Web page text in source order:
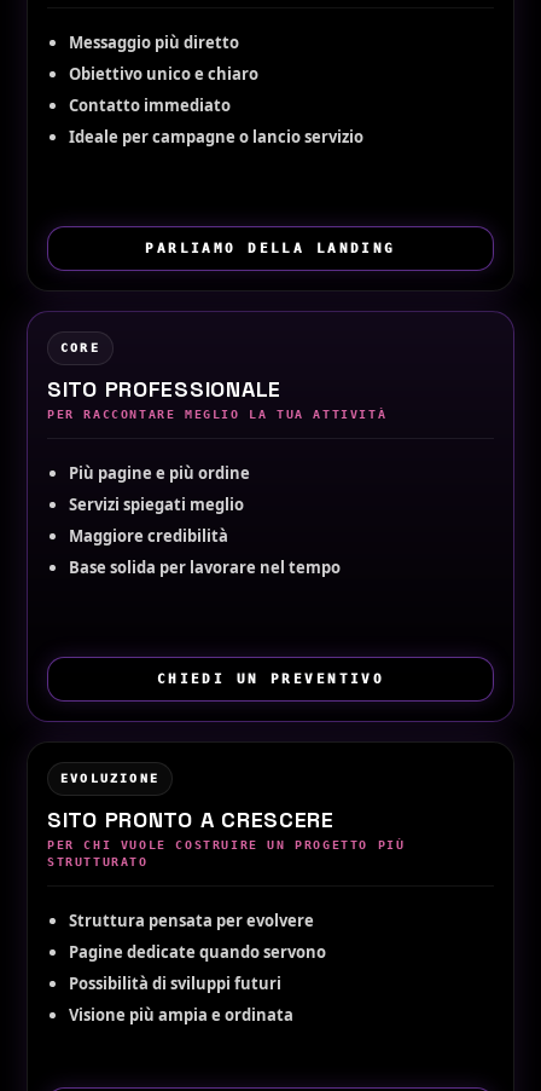
Messaggio più diretto
Obiettivo unico e chiaro
Contatto immediato
Ideale per campagne o lancio servizio
PARLIAMO DELLA LANDING
CORE
SITO PROFESSIONALE
PER RACCONTARE MEGLIO LA TUA ATTIVITÀ
Più pagine e più ordine
Servizi spiegati meglio
Maggiore credibilità
Base solida per lavorare nel tempo
CHIEDI UN PREVENTIVO
EVOLUZIONE
SITO PRONTO A CRESCERE
PER CHI VUOLE COSTRUIRE UN PROGETTO PIÙ
STRUTTURATO
Struttura pensata per evolvere
Pagine dedicate quando servono
Possibilità di sviluppi futuri
Visione più ampia e ordinata